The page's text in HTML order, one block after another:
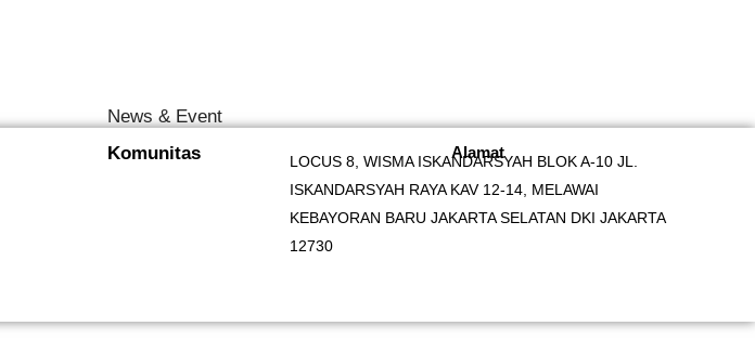
Komunitas
News & Event
Alamat
LOCUS 8, WISMA ISKANDARSYAH BLOK A-10 JL.
ISKANDARSYAH RAYA KAV 12-14, MELAWAI
KEBAYORAN BARU JAKARTA SELATAN DKI JAKARTA
12730